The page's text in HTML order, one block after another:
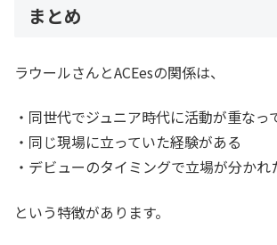
まとめ
ラウールさんとACEesの関係は、
・同世代でジュニア時代に活動が重なっ
・同じ現場に立っていた経験がある
・デビューのタイミングで立場が分かれ
という特徴があります。